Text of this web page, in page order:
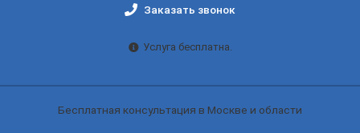
Заказать звонок
Услуга бесплатна.
Бесплатная консультация в Москве и области